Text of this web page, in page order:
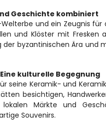
Geschichte kombiniert
und ein Zeugnis
und Klöster mit Fresken
byzantinischen Ära und
kulturelle Begegnung
seine Keramik- und
besichtigen,
Märkte und
Souvenirs.